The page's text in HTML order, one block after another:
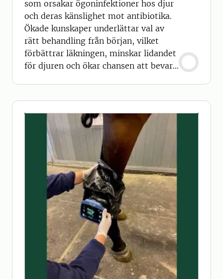
som orsakar ögoninfektioner hos djur
och deras känslighet mot antibiotika.
Ökade kunskaper underlättar val av
rätt behandling från början, vilket
förbättrar läkningen, minskar lidandet
för djuren och ökar chansen att bevara